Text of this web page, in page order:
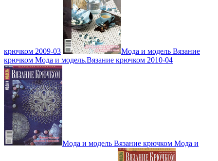
крючком 2009-03
Мода и модель Вязание
крючком Мода и модель.Вязание крючком 2010-04
Мода и модель Вязание крючком Мода и